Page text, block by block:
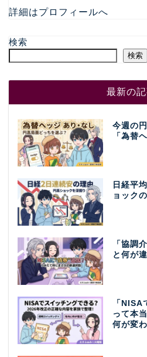
詳細はプロフィールへ
検索
検索
最新の
今週の
「為替
日経平
ョック
「協調
と何が
「NISA
って本
何が変